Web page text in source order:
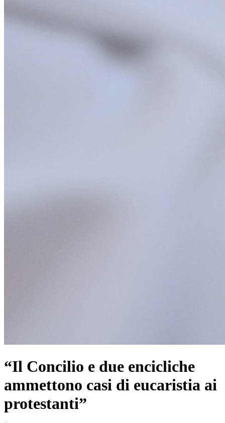
“Il Concilio e due encicliche
ammettono casi di eucaristia ai
protestantiˮ